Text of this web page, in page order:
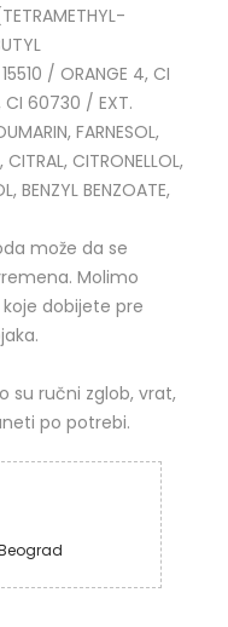
/ ORANGE 4, CI
CI 60730 / EXT.
FARNESOL,
CITRAL, CITRONELLOL,
BENZYL BENZOATE,
može da se
Molimo
dobijete pre
su ručni zglob, vrat,
po potrebi.